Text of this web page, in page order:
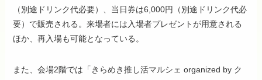
（別途ドリンク代必要）、当日券は6,000円（別途ドリンク代必
要）で販売される。来場者には入場者プレゼントが用意される
ほか、再入場も可能となっている。
また、会場2階では「きらめき推し活マルシェ organized by ク